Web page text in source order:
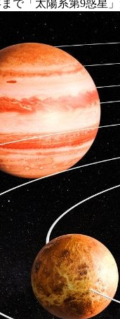
まで「太陽系第9惑星